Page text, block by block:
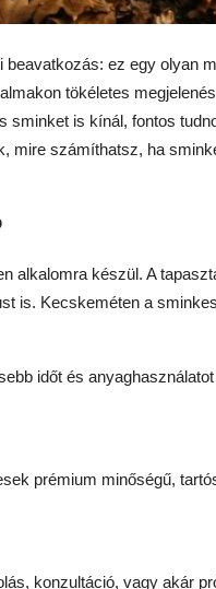
ez egy olyan
tökéletes
sminket is kínál, fontos
mire számíthatsz, ha
alkalomra készül. A
is. Kecskeméten a
időt és
prémium minőségű,
konzultáció, vagy akár